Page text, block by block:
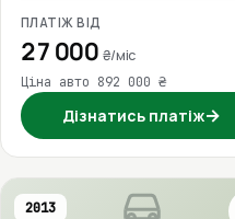
ПЛАТІЖ ВІД
27 000 ₴/міс
Ціна авто 892 000 ₴
Дізнатись платіж→
2013